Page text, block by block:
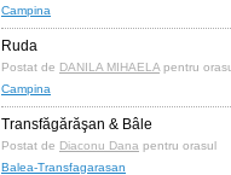
Campina
Ruda
Postat de DANILA MIHAELA pentru
Campina
Transfăgărăşan & Bâle
Postat de Diaconu Dana pentru orasul
Balea-Transfagarasan